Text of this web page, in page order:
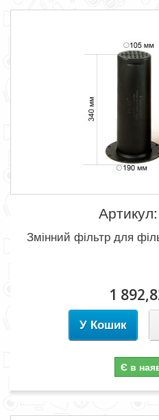
Змінний фільтр для
1
У Кошик
Є в